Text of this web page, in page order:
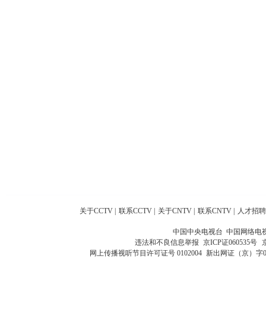
关于CCTV 联系CCTV 关于CNTV 联系CNTV 人才招聘
中国中央电视台 中国网络电
违法和不良信息举报 京ICP证060535号
网上传播视听节目许可证号 0102004 新出网证（京）